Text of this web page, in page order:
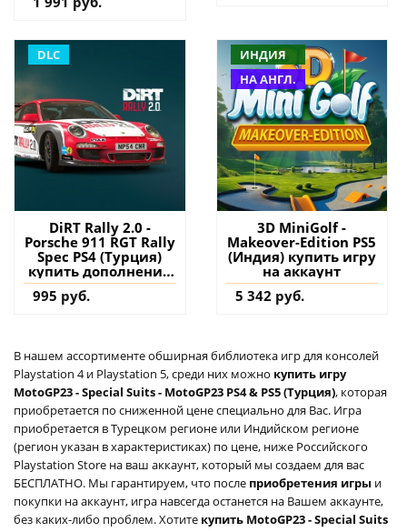
DLC
DiRT Rally 2.0 -
Porsche 911 RGT Rally
Spec PS4 (Турция)
купить дополнение
на аккаунт
995 руб.
ИНДИЯ
НА АНГЛ.
3D MiniGolf -
Makeover-Edition PS5
(Индия) купить игру
на аккаунт
5 342 руб.
В нашем ассортименте обширная библиотека игр для консолей
Playstation 4 и Playstation 5, среди них можно купить игру
MotoGP23 - Special Suits - MotoGP23 PS4 & PS5 (Турция), которая
приобретается по сниженной цене специально для Вас. Игра
приобретается в Турецком регионе или Индийском регионе
(регион указан в характеристиках) по цене, ниже Российского
Playstation Store на ваш аккаунт, который мы создаем для вас
БЕСПЛАТНО. Мы гарантируем, что после приобретения игры и
покупки на аккаунт, игра навсегда останется на Вашем аккаунте,
без каких-либо проблем. Хотите купить MotoGP23 - Special Suits